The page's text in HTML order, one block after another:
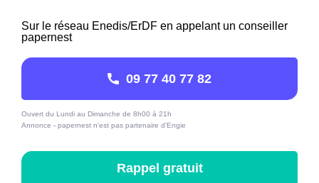
Sur le réseau Enedis/ErDF en appelant un conseiller
papernest
09 77 40 77 82
Ouvert du Lundi au Dimanche de 8h00 à 21h
Annonce - papernest n'est pas partenaire d'Engie
Rappel gratuit